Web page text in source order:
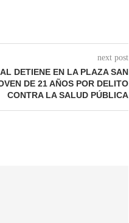
next post
DETIENE EN LA PLAZA SAN
DE 21 AÑOS POR DELITO
CONTRA LA SALUD PÚBLICA